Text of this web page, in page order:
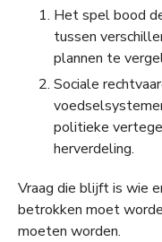
Het spel bood
tussen
plannen te
Sociale
politieke
herverdeling.
Vraag die blijft is wie
betrokken moet
moeten worden.